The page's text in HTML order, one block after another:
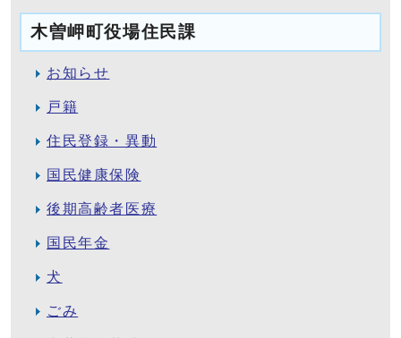
木曽岬町役場住民課
お知らせ
戸籍
住民登録・異動
国民健康保険
後期高齢者医療
国民年金
犬
ごみ